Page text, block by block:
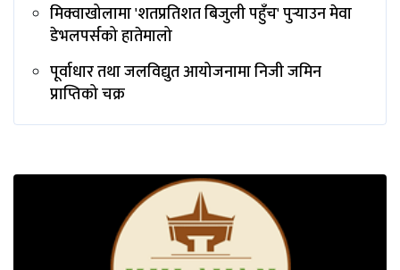
मिक्वाखोलामा 'शतप्रतिशत बिजुली पहुँच' पुर्‍याउन मेवा
डेभलपर्सको हातेमालो
पूर्वाधार तथा जलविद्युत आयोजनामा निजी जमिन
प्राप्तिको चक्र